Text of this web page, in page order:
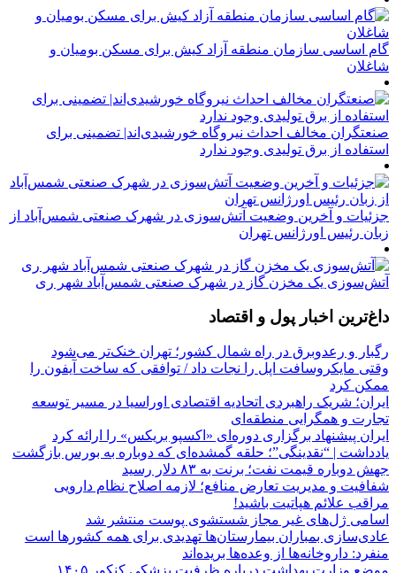
گام اساسی سازمان منطقه آزاد کیش برای مسکن بومیان و
شاغلان
صنعتگران مخالف احداث نیروگاه خورشیدی‌اند| تضمینی برای
استفاده از برق تولیدی وجود ندارد
جزئیات و آخرین وضعیت آتش‌سوزی در شهرک صنعتی شمس‌آباد از
زبان رئیس اورژانس تهران
آتش‌سوزی یک مخزن گاز در شهرک صنعتی شمس‌آباد شهر ری
داغ‌ترین اخبار پول و اقتصاد
رگبار و رعدوبرق در راه شمال کشور؛ تهران خنک‌تر می‌شود
وقتی مایکروسافت اپل را نجات داد / توافقی که ساخت آیفون را
ممکن کرد
ایران؛ شریک راهبردی اتحادیه اقتصادی اوراسیا در مسیر توسعه
تجارت و همگرایی منطقه‌ای
ایران پیشنهاد برگزاری دوره‌ای «اکسپو بریکس» را ارائه کرد
یادداشت | “نقدینگی”؛ حلقه گمشده‌ای که دوباره به بورس بازگشت
جهش دوباره قیمت نفت؛ برنت به ۸۳ دلار رسید
شفافیت و مدیریت تعارض منافع؛ لازمه اصلاح نظام دارویی
مراقب علائم هپاتیت باشید!
اسامی ژل‌های غیر مجاز شستشوی پوست منتشر شد
عادی‌سازی بمباران بیمارستان‌ها تهدیدی برای همه کشورها است
منفرد: داروخانه‌ها از وعده‌ها بریده‌اند